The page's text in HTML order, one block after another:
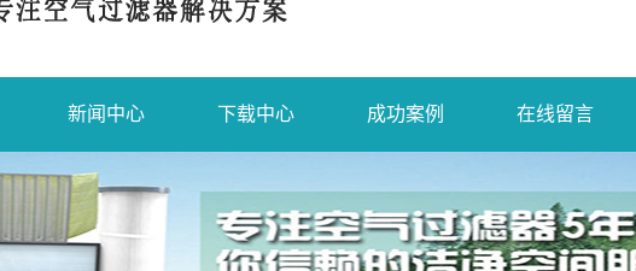
新闻中心 下载中心 成功案例 在线留言